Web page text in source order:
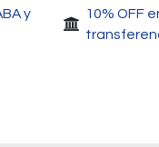
y
10% OFF